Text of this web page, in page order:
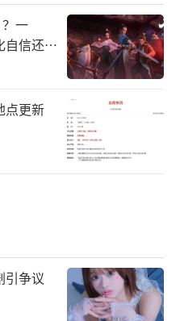
一
信还是
点更新
引争议